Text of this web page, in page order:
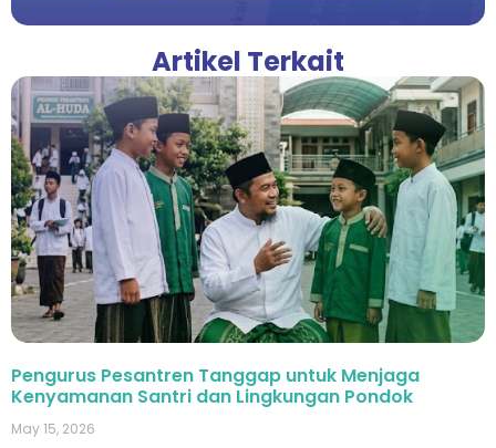
Artikel Terkait
Pengurus Pesantren Tanggap untuk Menjaga
Kenyamanan Santri dan Lingkungan Pondok
May 15, 2026